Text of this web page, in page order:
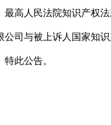
最高人民法院知识产权
公司与被上诉人国家知
此公告。